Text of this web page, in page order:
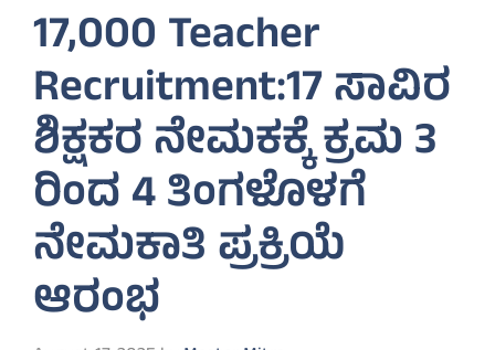
17,000 Teacher
Recruitment:17 ಸಾವಿರ
ಶಿಕ್ಷಕರ ನೇಮಕಕ್ಕೆ ಕ್ರಮ 3
ರಿಂದ 4 ತಿಂಗಳೊಳಗೆ
ನೇಮಕಾತಿ ಪ್ರಕ್ರಿಯೆ
ಆರಂಭ